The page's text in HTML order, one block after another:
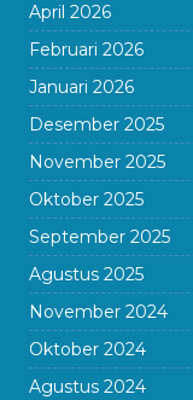
April 2026
Februari 2026
Januari 2026
Desember 2025
November 2025
Oktober 2025
September 2025
Agustus 2025
November 2024
Oktober 2024
Agustus 2024